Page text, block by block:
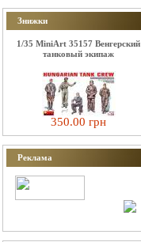
Знижки
1/35 MiniArt 35157 Венгерский
танковый экипаж
350.00 грн
Реклама